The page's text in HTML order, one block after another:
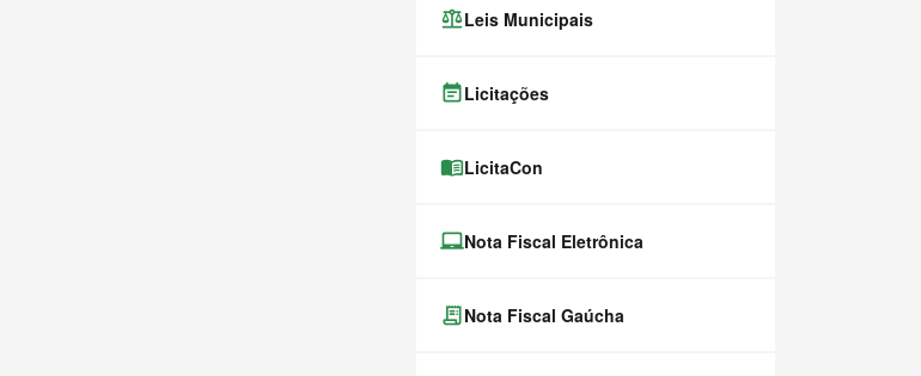
balanceLeis Municipais
event_noteLicitações
menu_bookLicitaCon
laptop_chromebookNota Fiscal Eletrônica
receipt_long Nota Fiscal Gaúcha